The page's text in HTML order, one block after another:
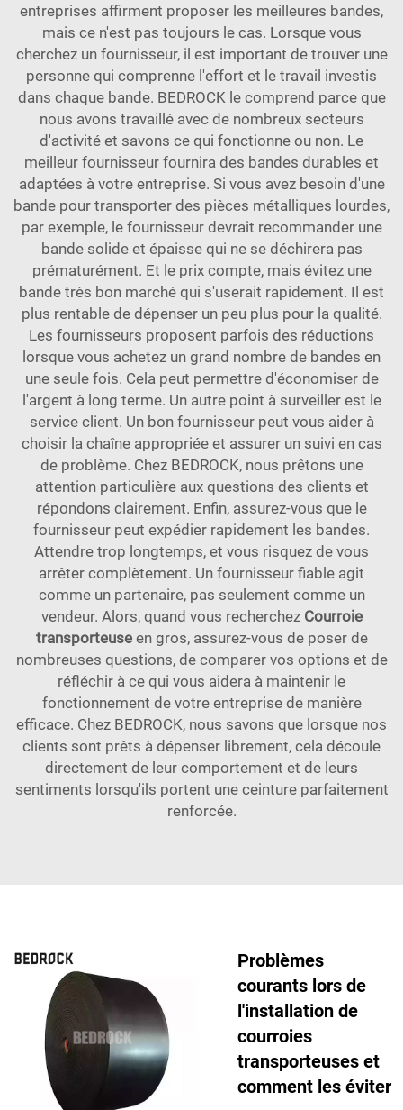
entreprises affirment proposer les meilleures bandes,
mais ce n'est pas toujours le cas. Lorsque vous
cherchez un fournisseur, il est important de trouver une
personne qui comprenne l'effort et le travail investis
dans chaque bande. BEDROCK le comprend parce que
nous avons travaillé avec de nombreux secteurs
d'activité et savons ce qui fonctionne ou non. Le
meilleur fournisseur fournira des bandes durables et
adaptées à votre entreprise. Si vous avez besoin d'une
bande pour transporter des pièces métalliques lourdes,
par exemple, le fournisseur devrait recommander une
bande solide et épaisse qui ne se déchirera pas
prématurément. Et le prix compte, mais évitez une
bande très bon marché qui s'userait rapidement. Il est
plus rentable de dépenser un peu plus pour la qualité.
Les fournisseurs proposent parfois des réductions
lorsque vous achetez un grand nombre de bandes en
une seule fois. Cela peut permettre d'économiser de
l'argent à long terme. Un autre point à surveiller est le
service client. Un bon fournisseur peut vous aider à
choisir la chaîne appropriée et assurer un suivi en cas
de problème. Chez BEDROCK, nous prêtons une
attention particulière aux questions des clients et
répondons clairement. Enfin, assurez-vous que le
fournisseur peut expédier rapidement les bandes.
Attendre trop longtemps, et vous risquez de vous
arrêter complètement. Un fournisseur fiable agit
comme un partenaire, pas seulement comme un
vendeur. Alors, quand vous recherchez Courroie
transporteuse en gros, assurez-vous de poser de
nombreuses questions, de comparer vos options et de
réfléchir à ce qui vous aidera à maintenir le
fonctionnement de votre entreprise de manière
efficace. Chez BEDROCK, nous savons que lorsque nos
clients sont prêts à dépenser librement, cela découle
directement de leur comportement et de leurs
sentiments lorsqu'ils portent une ceinture parfaitement
renforcée.
Problèmes
courants lors de
l'installation de
courroies
transporteuses et
comment les éviter